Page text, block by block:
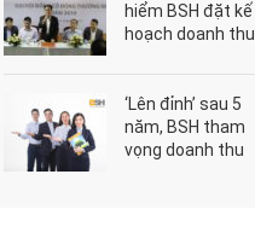
hiểm BSH đặt kế
hoạch doanh thu
‘Lên đỉnh’ sau 5
năm, BSH tham
vọng doanh thu